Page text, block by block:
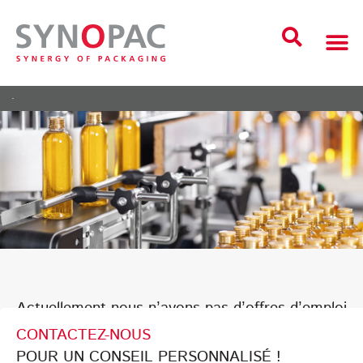
Actuellement nous n’avons pas d’offres d’emploi
CONTACTEZ-NOUS
POUR UN CONSEIL PERSONNALISÉ !